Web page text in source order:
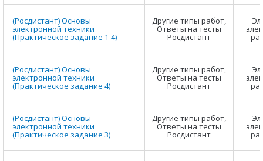
(Росдистант) Основы
электронной техники
(Практическое задание 1-4)
Другие типы работ,
Ответы на тесты
Росдистант
(Росдистант) Основы
электронной техники
(Практическое задание 4)
Другие типы работ,
Ответы на тесты
Росдистант
(Росдистант) Основы
электронной техники
(Практическое задание 3)
Другие типы работ,
Ответы на тесты
Росдистант